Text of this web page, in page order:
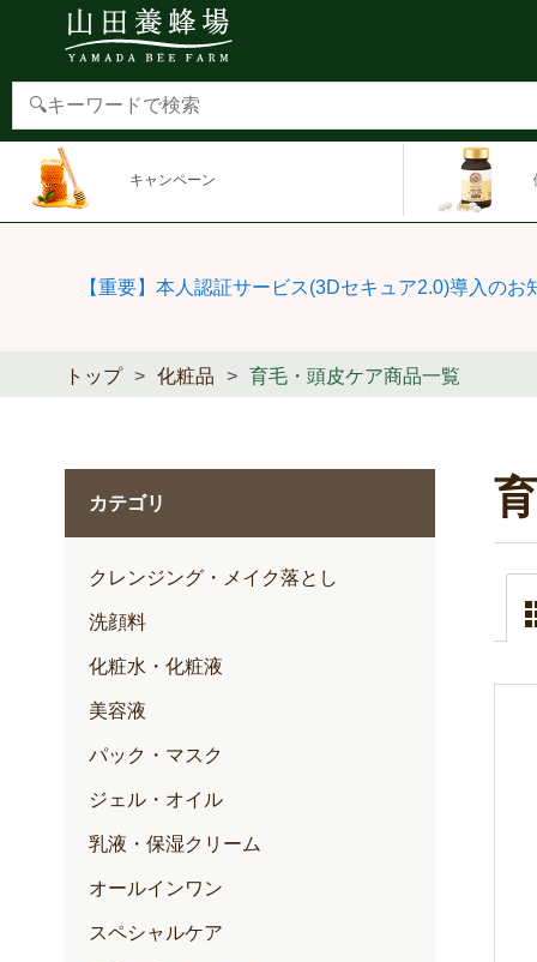
キャンペーン
【重要】本人認証サービス(3Dセキュア2.0)導入のお
トップ 化粧品 育毛・頭皮ケア商品一覧
カテゴリ
クレンジング・メイク落とし
洗顔料
化粧水・化粧液
美容液
パック・マスク
ジェル・オイル
乳液・保湿クリーム
オールインワン
スペシャルケア